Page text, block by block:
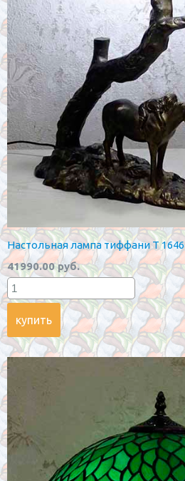
Настольная лампа тиффани T 1646
41990.00 руб.